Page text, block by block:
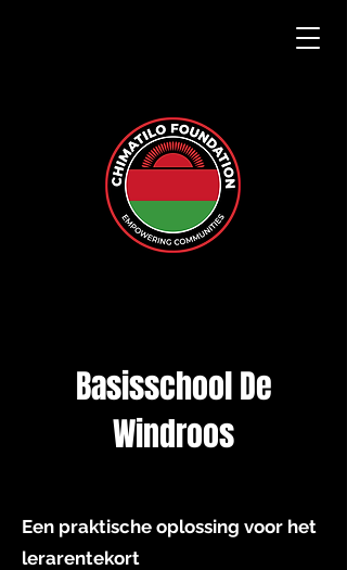
Basisschool De
Windroos
Een praktische oplossing voor het
lerarentekort